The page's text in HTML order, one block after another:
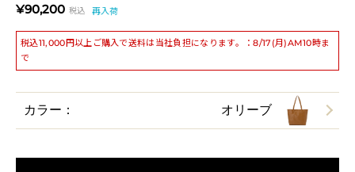
¥90,200 税込 再入荷
税込11,000円以上ご購入で送料は当社負担になります。：8/17(月)AM10時ま
で
カラー： オリーブ